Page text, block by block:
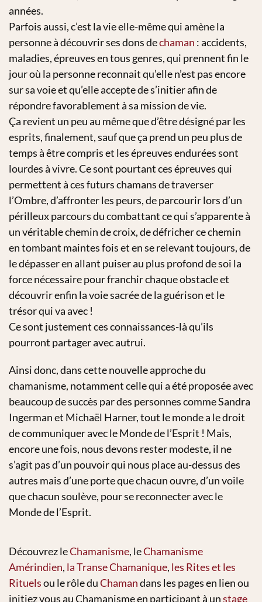
années.
Parfois aussi, c’est la vie elle-même qui amène la
personne à découvrir ses dons dechaman : accidents,
maladies, épreuves en tous genres, qui prennent fin le
jour où la personne reconnait qu’elle n’est pas encore
sur sa voie et qu’elle accepte de s’initier afin de
répondre favorablement à sa mission de vie.
Ça revient un peu au même que d’être désigné par les
esprits, finalement, sauf que ça prend un peu plus de
temps à être compris et les épreuves endurées sont
lourdes à vivre. Ce sont pourtant ces épreuves qui
permettent à ces futurs chamans de traverser
l’Ombre, d’affronter les peurs, de parcourir lors d’un
périlleux parcours du combattant ce qui s’apparente à
un véritable chemin de croix, de défricher ce chemin
en tombant maintes fois et en se relevant toujours, de
le dépasser en allant puiser au plus profond de soi la
force nécessaire pour franchir chaque obstacle et
découvrir enfin la voie sacrée de la guérison et le
trésor qui va avec !
Ce sont justement ces connaissances-là qu’ils
pourront partager avec autrui.
Ainsi donc, dans cette nouvelle approche du
chamanisme, notamment celle qui a été proposée avec
beaucoup de succès par des personnes comme Sandra
Ingerman et Michaël Harner, tout le monde a le droit
de communiquer avec le Monde de l’Esprit ! Mais,
encore une fois, nous devons rester modeste, il ne
s’agit pas d’un pouvoir qui nous place au-dessus des
autres mais d’une porte que chacun ouvre, d’un voile
que chacun soulève, pour se reconnecter avec le
Monde de l’Esprit.
Découvrez leChamanisme, leChamanisme
Amérindien, la Transe Chamanique, les Rites et les
Rituelsou le rôle duChamandans les pages en lien ou
initiez vous au Chamanisme en participant à unstage